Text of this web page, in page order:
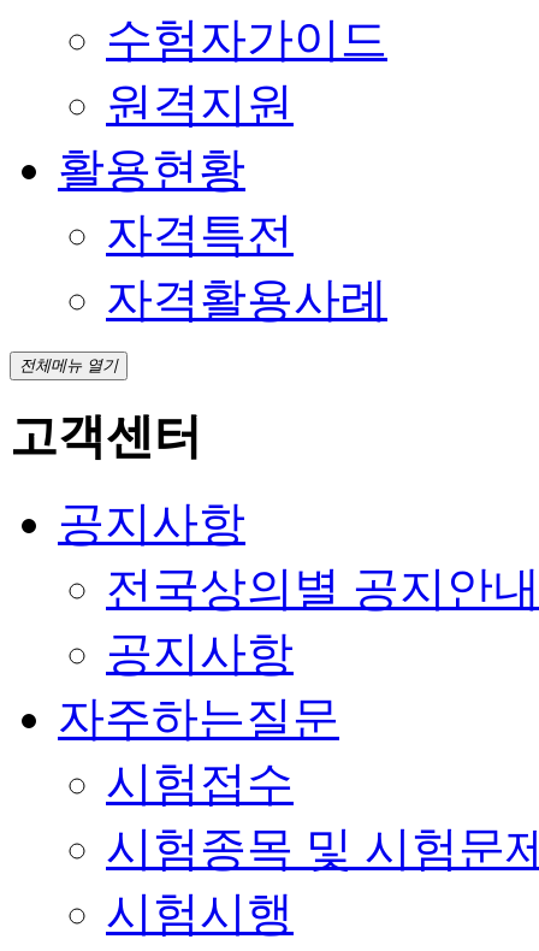
수험자가이드
원격지원
활용현황
자격특전
자격활용사례
전체메뉴 열기
고객센터
공지사항
전국상의별 공지안내
공지사항
자주하는질문
시험접수
시험종목 및 시험문
시험시행